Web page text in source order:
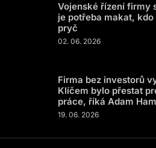
Vojenské řízení firmy
je potřeba makat,
pryč
02. 06. 2026
Firma bez investorů
Klíčem bylo přestat
práce, říká Adam
19. 06. 2026